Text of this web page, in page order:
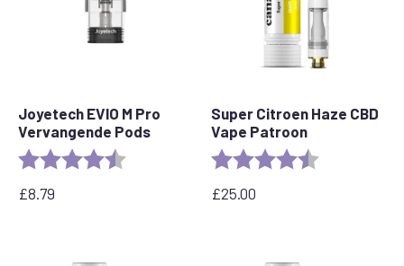
Joyetech EVIO M Pro
Vervangende Pods
Beoordeling: 4.7 van 5 sterren
£8.79
Super Citroen Haze CBD
Vape Patroon
Beoordeling:
£25.00